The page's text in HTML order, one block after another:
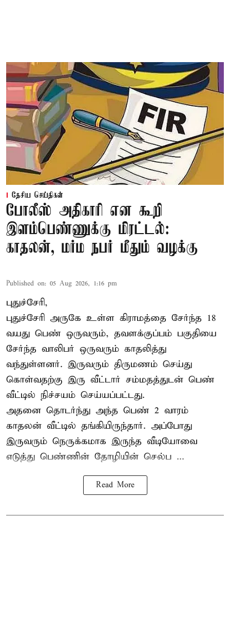
தேசிய செய்திகள்
போலீஸ் அதிகாரி என கூறி
இளம்பெண்ணுக்கு மிரட்டல்:
காதலன், மர்ம நபர் மீதும் வழக்கு
Published on: 05 Aug 2026, 1:16 pm
புதுச்சேரி,
புதுச்சேரி அருகே உள்ள கிராமத்தை சேர்ந்த 18
வயது பெண் ஒருவரும், தவளக்குப்பம் பகுதியை
சேர்ந்த வாலிபர் ஒருவரும் காதலித்து
வந்துள்ளனர். இருவரும் திருமணம் செய்து
கொள்வதற்கு இரு வீட்டார் சம்மதத்துடன் பெண்
வீட்டில் நிச்சயம் செய்யப்பட்டது.
அதனை தொடர்ந்து அந்த பெண் 2 வாரம்
காதலன் வீட்டில் தங்கியிருந்தார். அப்போது
இருவரும் நெருக்கமாக இருந்த வீடியோவை
எடுத்து பெண்ணின் தோழியின் செல்ப ...
Read More